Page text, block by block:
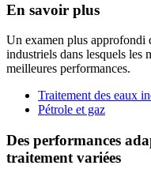
En savoir plus
Un examen plus approfondi
industriels dans lesquels les
meilleures performances.
Traitement des eaux
Pétrole et gaz
Des performances
traitement variées